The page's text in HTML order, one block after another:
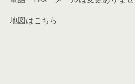
地図はこちら